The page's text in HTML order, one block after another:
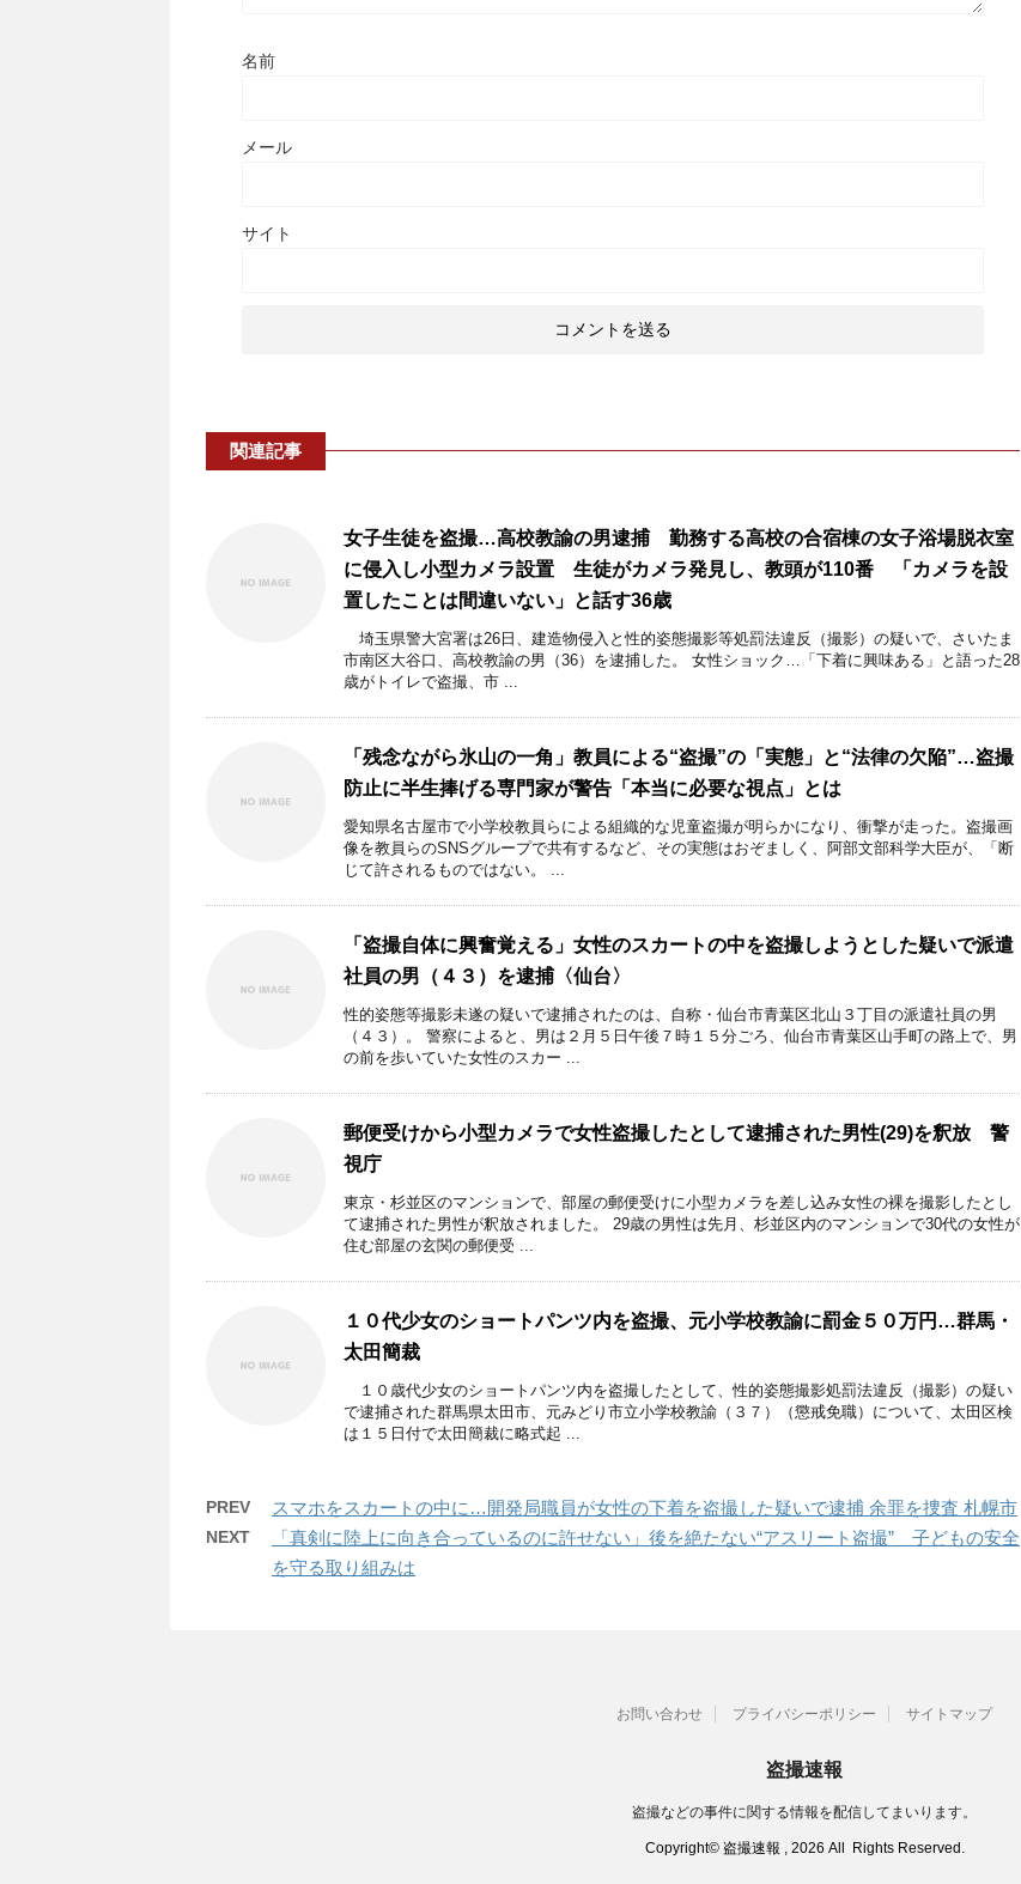
名前
メール
サイト
関連記事
女子生徒を盗撮…高校教諭の男逮捕 勤務する高校の合宿棟の女子浴場脱衣室
に侵入し小型カメラ設置 生徒がカメラ発見し、教頭が110番 「カメラを設
置したことは間違いない」と話す36歳
埼玉県警大宮署は26日、建造物侵入と性的姿態撮影等処罰法違反（撮影）の疑いで、さいたま
市南区大谷口、高校教諭の男（36）を逮捕した。 女性ショック…「下着に興味ある」と語った28
歳がトイレで盗撮、市 ...
「残念ながら氷山の一角」教員による“盗撮”の「実態」と“法律の欠陥”…盗撮
防止に半生捧げる専門家が警告「本当に必要な視点」とは
愛知県名古屋市で小学校教員らによる組織的な児童盗撮が明らかになり、衝撃が走った。盗撮画
像を教員らのSNSグループで共有するなど、その実態はおぞましく、阿部文部科学大臣が、「断
じて許されるものではない。 ...
「盗撮自体に興奮覚える」女性のスカートの中を盗撮しようとした疑いで派遣
社員の男（４３）を逮捕〈仙台〉
性的姿態等撮影未遂の疑いで逮捕されたのは、自称・仙台市青葉区北山３丁目の派遣社員の男
（４３）。 警察によると、男は２月５日午後７時１５分ごろ、仙台市青葉区山手町の路上で、男
の前を歩いていた女性のスカー ...
郵便受けから小型カメラで女性盗撮したとして逮捕された男性(29)を釈放 警
視庁
東京・杉並区のマンションで、部屋の郵便受けに小型カメラを差し込み女性の裸を撮影したとし
て逮捕された男性が釈放されました。 29歳の男性は先月、杉並区内のマンションで30代の女性が
住む部屋の玄関の郵便受 ...
１０代少女のショートパンツ内を盗撮、元小学校教諭に罰金５０万円…群馬・
太田簡裁
１０歳代少女のショートパンツ内を盗撮したとして、性的姿態撮影処罰法違反（撮影）の疑い
で逮捕された群馬県太田市、元みどり市立小学校教諭（３７）（懲戒免職）について、太田区検
は１５日付で太田簡裁に略式起 ...
PREV スマホをスカートの中に…開発局職員が女性の下着を盗撮した疑いで逮捕 余罪を捜査 札幌市
NEXT
「真剣に陸上に向き合っているのに許せない」後を絶たない“アスリート盗撮” 子どもの安全
を守る取り組みは
お問い合わせ プライバシーポリシー サイトマップ
盗撮速報
盗撮などの事件に関する情報を配信してまいります。
Copyright© 盗撮速報 , 2026 All Rights Reserved.